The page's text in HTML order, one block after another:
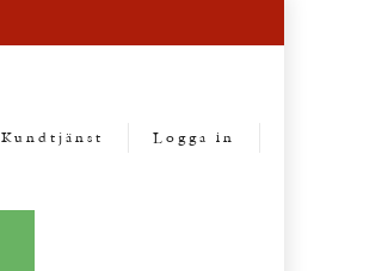
Kundtjänst Logga in